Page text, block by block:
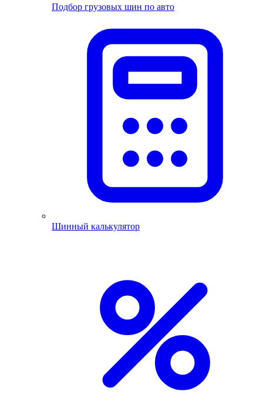
Подбор грузовых шин по авто
Шинный калькулятор